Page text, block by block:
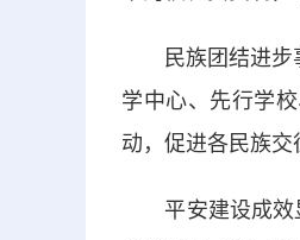
民族团结进步
学中心、先行学
动，促进各民族交
平安建设成效